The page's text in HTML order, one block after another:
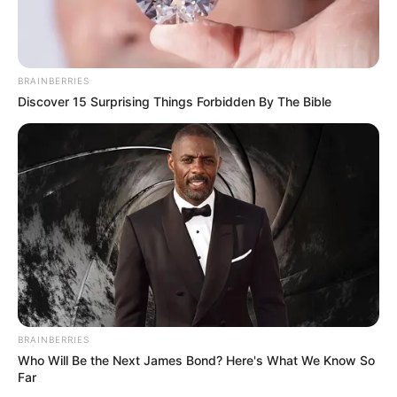
se surpreendem com o que pode ser feito!
BRAINBERRIES
Discover 15 Surprising Things Forbidden By The Bible
BRAINBERRIES
Who Will Be the Next James Bond? Here's What We Know So
Far